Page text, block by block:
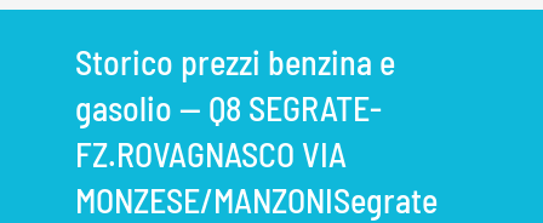
Storico prezzi benzina e
gasolio — Q8 SEGRATE-
FZ.ROVAGNASCO VIA
MONZESE/MANZONISegrate